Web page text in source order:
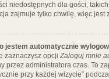
niedostępnych dla gości,
zajmuje tylko chwilę, więc jest
jestem automatycznie
zaznaczysz opcji Zaloguj mnie
przez administratora czas. To
przy każdej wizycie”